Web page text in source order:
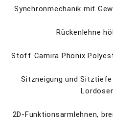
Synchronmechanik mit
Rückenlehne
Stoff Camira Phönix
Sitzneigung und
2D-Funktionsarmlehnen,